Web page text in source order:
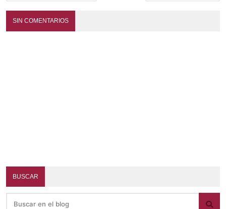
SIN COMENTARIOS
BUSCAR